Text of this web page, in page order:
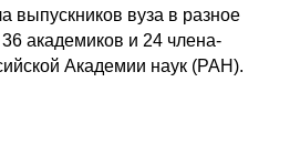
выпускников вуза в разное
академиков и 24 члена-
Академии наук (РАН).